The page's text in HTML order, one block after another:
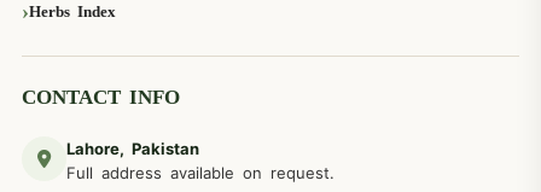
Herbs Index
CONTACT INFO
Lahore, Pakistan
Full address available on request.